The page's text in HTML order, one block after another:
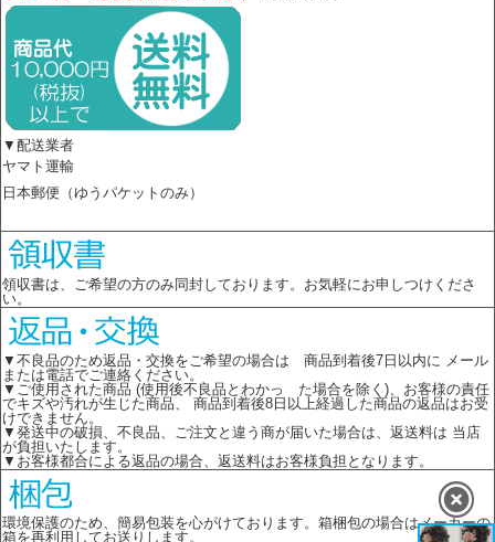
▼配送業者
ヤマト運輸
日本郵便（ゆうパケットのみ）
領収書は、ご希望の方のみ同封しております。お気軽にお申しつけくださ
い。
▼不良品のため返品・交換をご希望の場合は 商品到着後7日以内に メール
または電話でご連絡ください。
▼ご使用された商品 (使用後不良品とわかっ た場合を除く)、お客様の責任
でキズや汚れが生じた商品、 商品到着後8日以上経過した商品の返品はお受
けできません。
▼発送中の破損、不良品、ご注文と違う商が届いた場合は、返送料は 当店
が負担いたします。
▼お客様都合による返品の場合、返送料はお客様負担となります。
環境保護のため、簡易包装を心がけております。箱梱包の場合はメーカーの
箱を再利用してお送りします。